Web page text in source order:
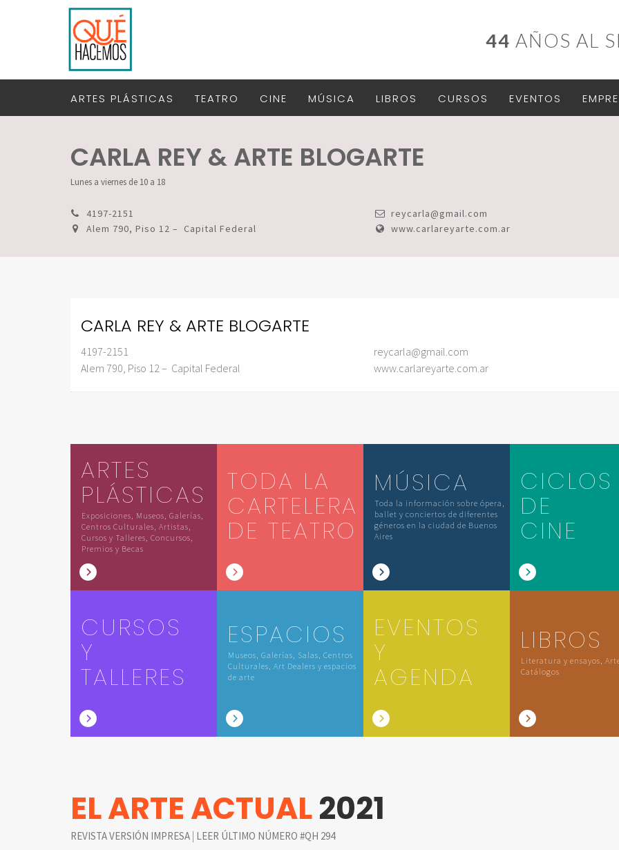
44 AÑOS AL
ARTES PLÁSTICAS TEATRO CINE MÚSICA LIBROS CURSOS EVENTOS
CARLA REY & ARTE BLOGARTE
Lunes a viernes de 10 a 18
4197-2151
reycarla@gmail.com
Alem 790, Piso 12 – Capital Federal
www.carlareyarte.com.ar
CARLA REY & ARTE BLOGARTE
4197-2151
Alem 790, Piso 12 – Capital Federal
reycarla@gmail.com
www.carlareyarte.com.ar
ARTES
PLÁSTICAS
Exposiciones, Museos, Galerías,
Centros Culturales, Artistas,
Cursos y Talleres, Concursos,
Premios y Becas
TODA LA
CARTELERA
DE TEATRO
MÚSICA
Toda la información sobre ópera,
ballet y conciertos de diferentes
géneros en la ciudad de Buenos
Aires
CICLOS
DE
CINE
CURSOS
Y
TALLERES
ESPACIOS
Museos, Galerías, Salas, Centros
Culturales, Art Dealers y espacios
de arte
EVENTOS
Y
AGENDA
LIBROS
Literatura y ensayos,
Catálogos
EL ARTE ACTUAL2021
REVISTA VERSIÓN IMPRESA | LEER ÚLTIMO NÚMERO #QH 294